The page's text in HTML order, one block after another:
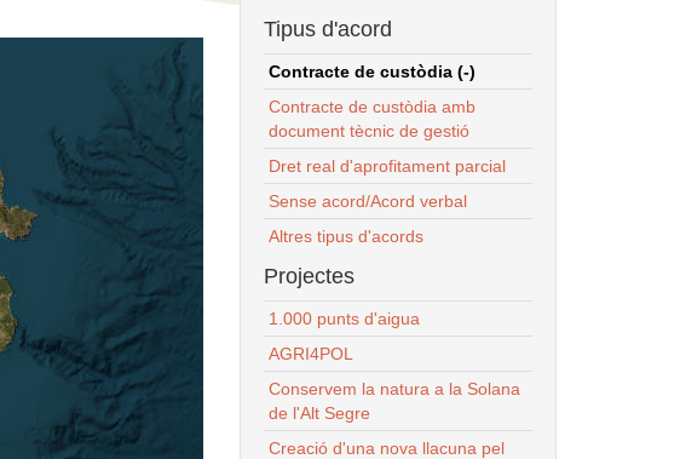
Tipus d'acord
Contracte de custòdia (-)
Contracte de custòdia amb
document tècnic de gestió
Dret real d'aprofitament parcial
Sense acord/Acord verbal
Altres tipus d'acords
Projectes
1.000 punts d'aigua
AGRI4POL
Conservem la natura a la Solana
de l'Alt Segre
Creació d'una nova llacuna pel